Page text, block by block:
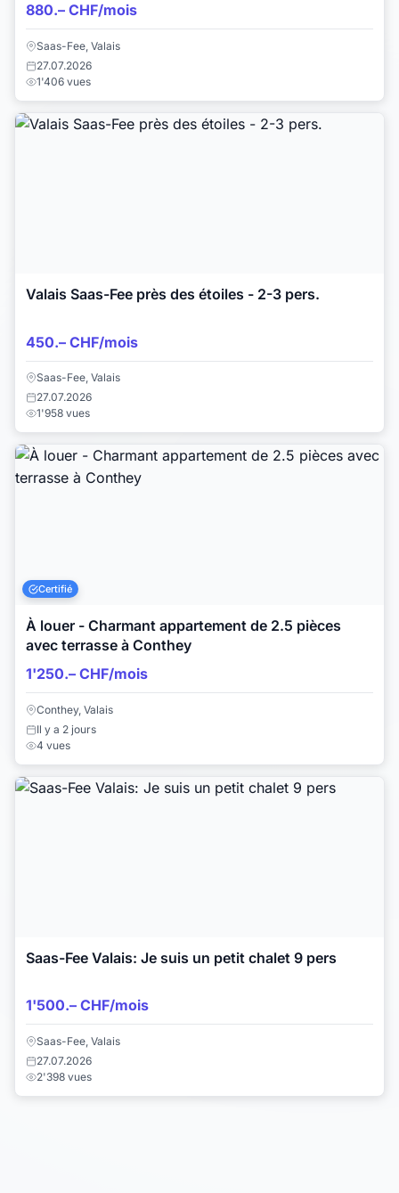
880.– CHF/mois
Saas-Fee, Valais
27.07.2026
1'406 vues
Valais Saas-Fee près des étoiles - 2-3 pers.
450.– CHF/mois
Saas-Fee, Valais
27.07.2026
1'958 vues
Certifié
À louer - Charmant appartement de 2.5 pièces
avec terrasse à Conthey
1'250.– CHF/mois
Conthey, Valais
Il y a 2 jours
4 vues
Saas-Fee Valais: Je suis un petit chalet 9 pers
1'500.– CHF/mois
Saas-Fee, Valais
27.07.2026
2'398 vues